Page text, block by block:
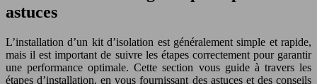
astuces
L’installation d’un kit d’isolation est généralement simple et rapide,
mais il est important de suivre les étapes correctement pour garantir
une performance optimale. Cette section vous guide à travers les
étapes d’installation, en vous fournissant des astuces et des conseils